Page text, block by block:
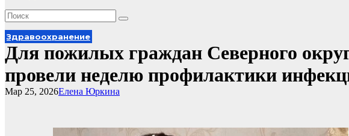
Здравоохранение
Для пожилых граждан Северного
провели неделю профилактики
Елена Юркина
Мар 25, 2026